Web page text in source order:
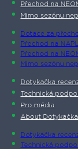
Přechod na
Mimo sezónu
Dotace za
Přechod na
Přechod na
Mimo sezónu
Dotykačka
Technická
Pro média
About Dotykačka
Dotykačka
Technická